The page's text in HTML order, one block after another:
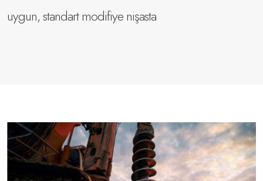
uygun, standart modifiye nişasta